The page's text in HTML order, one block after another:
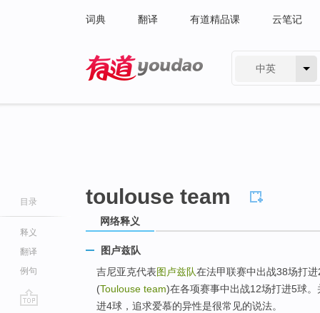
词典 翻译 有道精品课 云笔记
中英
目录
释义
翻译
例句
toulouse team
网络释义
图卢兹队
吉尼亚克代表图卢兹队在法甲联赛中出战38场打
(Toulouse team)在各项赛事中出战12场打进5球
进4球，追求爱慕的异性是很常见的说法。